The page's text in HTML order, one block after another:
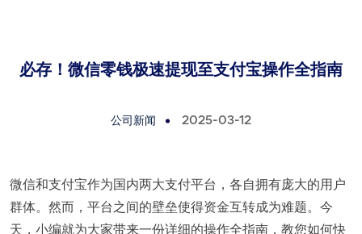
必存！微信零钱极速提现至支付宝操作全指南
公司新闻 2025-03-12
微信和支付宝作为国内两大支付平台，各自拥有庞大的用户
群体。然而，平台之间的壁垒使得资金互转成为难题。今
天，小编就为大家带来一份详细的操作全指南，教您如何快